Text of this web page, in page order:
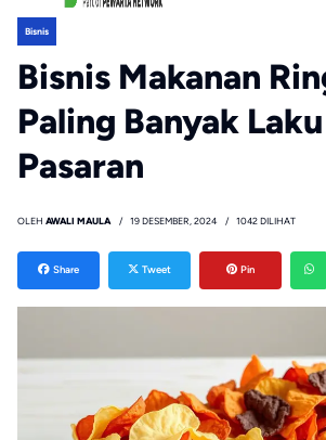
Bisnis
Bisnis Makanan
Paling Banyak
Pasaran
OLEH AWALI MAULA 19 DESEMBER, 2024 1042 DILIHAT
Share Tweet Pin